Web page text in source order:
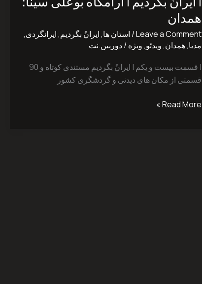
همدان
Leave a Comment
/ استان ها,ایرانُ بگردیم,ایرانگردی,
مدیا,همدان,ویدئو,ویژه/دوربین.نت
| قسمت بیست و یکم | ایرانُ بگردیم مستندی کوتاه و 90
قسمتی از مکان های دیدنی و گردشگری کشور
آرامگاه
بوعلی
سینا؛
همدان
Read More »